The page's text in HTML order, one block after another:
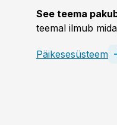
See teema
teemal ilmub
Päikesesüsteem